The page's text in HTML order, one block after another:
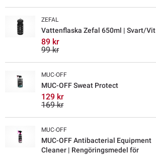
ZEFAL
Vattenflaska Zefal 650ml | Svart/Vit
89 kr
99 kr
MUC-OFF
MUC-OFF Sweat Protect
129 kr
169 kr
MUC-OFF
MUC-OFF Antibacterial Equipment
Cleaner | Rengöringsmedel för